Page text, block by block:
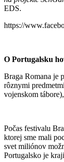
EDS.
https://
O Portugalsku
Braga Romana je
rôznymi
vojenskom
Počas festivalu
ktorej sme mali
svet miliónov
Portugalsko je